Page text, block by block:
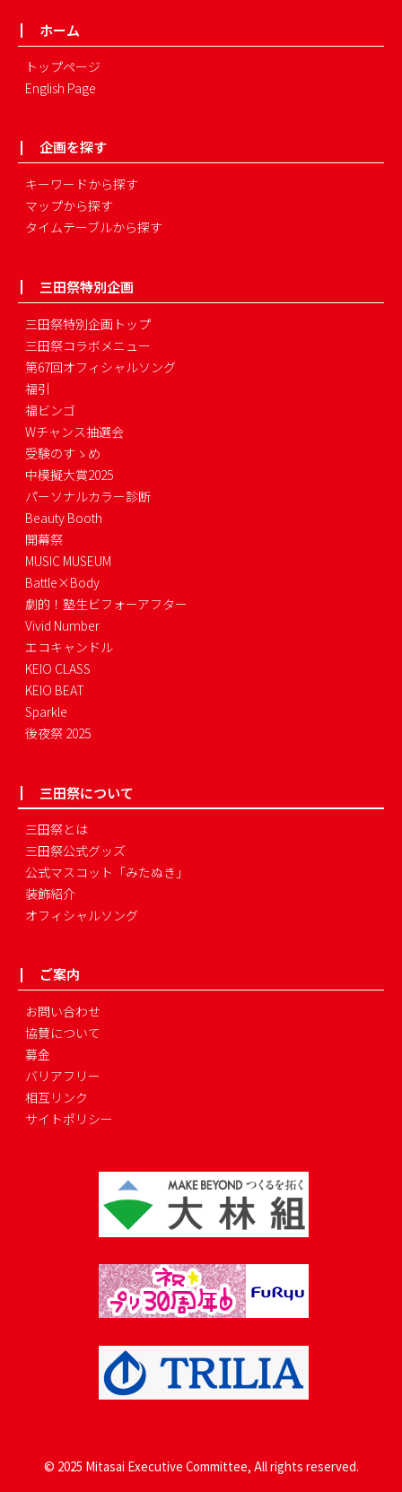
ホーム
トップページ
English Page
企画を探す
キーワードから探す
マップから探す
タイムテーブルから探す
三田祭特別企画
三田祭特別企画トップ
三田祭コラボメニュー
第67回オフィシャルソング
福引
福ビンゴ
Wチャンス抽選会
受験のすゝめ
中模擬大賞2025
パーソナルカラー診断
Beauty Booth
開幕祭
MUSIC MUSEUM
Battle×Body
劇的！塾生ビフォーアフター
Vivid Number
エコキャンドル
KEIO CLASS
KEIO BEAT
Sparkle
後夜祭 2025
三田祭について
三田祭とは
三田祭公式グッズ
公式マスコット「みたぬき」
装飾紹介
オフィシャルソング
ご案内
お問い合わせ
協賛について
募金
バリアフリー
相互リンク
サイトポリシー
© 2025 Mitasai Executive Committee, All rights reserved.